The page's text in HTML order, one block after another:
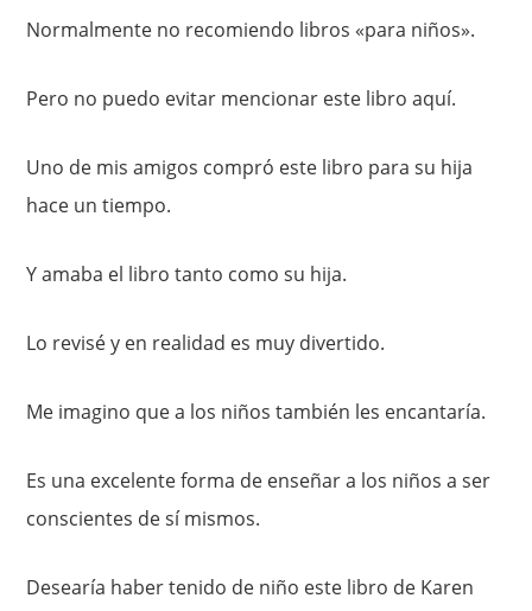
Normalmente no recomiendo libros «para niños».
Pero no puedo evitar mencionar este libro aquí.
Uno de mis amigos compró este libro para su hija
hace un tiempo.
Y amaba el libro tanto como su hija.
Lo revisé y en realidad es muy divertido.
Me imagino que a los niños también les encantaría.
Es una excelente forma de enseñar a los niños a ser
conscientes de sí mismos.
Desearía haber tenido de niño este libro de Karen